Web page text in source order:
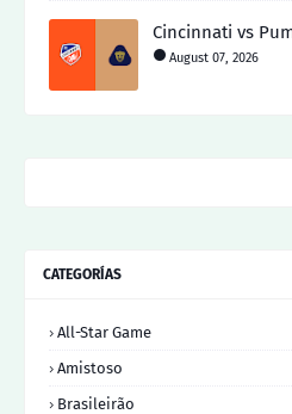
Cincinnati vs
August 07, 2026
CATEGORÍAS
All-Star Game
Amistoso
Brasileirão